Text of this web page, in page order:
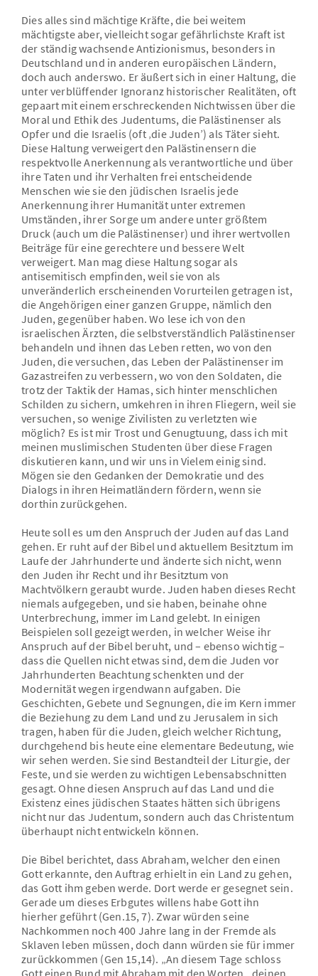
Dies alles sind mächtige Kräfte, die bei weitem
mächtigste aber, vielleicht sogar gefährlichste Kraft ist
der ständig wachsende Antizionismus, besonders in
Deutschland und in anderen europäischen Ländern,
doch auch anderswo. Er äußert sich in einer Haltung, die
unter verblüffender Ignoranz historischer Realitäten, oft
gepaart mit einem erschreckenden Nichtwissen über die
Moral und Ethik des Judentums, die Palästinenser als
Opfer und die Israelis (oft ‚die Juden’) als Täter sieht.
Diese Haltung verweigert den Palästinensern die
respektvolle Anerkennung als verantwortliche und über
ihre Taten und ihr Verhalten frei entscheidende
Menschen wie sie den jüdischen Israelis jede
Anerkennung ihrer Humanität unter extremen
Umständen, ihrer Sorge um andere unter größtem
Druck (auch um die Palästinenser) und ihrer wertvollen
Beiträge für eine gerechtere und bessere Welt
verweigert. Man mag diese Haltung sogar als
antisemitisch empfinden, weil sie von als
unveränderlich erscheinenden Vorurteilen getragen ist,
die Angehörigen einer ganzen Gruppe, nämlich den
Juden, gegenüber haben. Wo lese ich von den
israelischen Ärzten, die selbstverständlich Palästinenser
behandeln und ihnen das Leben retten, wo von den
Juden, die versuchen, das Leben der Palästinenser im
Gazastreifen zu verbessern, wo von den Soldaten, die
trotz der Taktik der Hamas, sich hinter menschlichen
Schilden zu sichern, umkehren in ihren Fliegern, weil sie
versuchen, so wenige Zivilisten zu verletzten wie
möglich? Es ist mir Trost und Genugtuung, dass ich mit
meinen muslimischen Studenten über diese Fragen
diskutieren kann, und wir uns in Vielem einig sind.
Mögen sie den Gedanken der Demokratie und des
Dialogs in ihren Heimatländern fördern, wenn sie
dorthin zurückgehen.
Heute soll es um den Anspruch der Juden auf das Land
gehen. Er ruht auf der Bibel und aktuellem Besitztum im
Laufe der Jahrhunderte und änderte sich nicht, wenn
den Juden ihr Recht und ihr Besitztum von
Machtvölkern geraubt wurde. Juden haben dieses Recht
niemals aufgegeben, und sie haben, beinahe ohne
Unterbrechung, immer im Land gelebt. In einigen
Beispielen soll gezeigt werden, in welcher Weise ihr
Anspruch auf der Bibel beruht, und – ebenso wichtig –
dass die Quellen nicht etwas sind, dem die Juden vor
Jahrhunderten Beachtung schenkten und der
Modernität wegen irgendwann aufgaben. Die
Geschichten, Gebete und Segnungen, die im Kern immer
die Beziehung zu dem Land und zu Jerusalem in sich
tragen, haben für die Juden, gleich welcher Richtung,
durchgehend bis heute eine elementare Bedeutung, wie
wir sehen werden. Sie sind Bestandteil der Liturgie, der
Feste, und sie werden zu wichtigen Lebensabschnitten
gesagt. Ohne diesen Anspruch auf das Land und die
Existenz eines jüdischen Staates hätten sich übrigens
nicht nur das Judentum, sondern auch das Christentum
überhaupt nicht entwickeln können.
Die Bibel berichtet, dass Abraham, welcher den einen
Gott erkannte, den Auftrag erhielt in ein Land zu gehen,
das Gott ihm geben werde. Dort werde er gesegnet sein.
Gerade um dieses Erbgutes willens habe Gott ihn
hierher geführt (Gen.15, 7). Zwar würden seine
Nachkommen noch 400 Jahre lang in der Fremde als
Sklaven leben müssen, doch dann würden sie für immer
zurückkommen (Gen 15,14). „An diesem Tage schloss